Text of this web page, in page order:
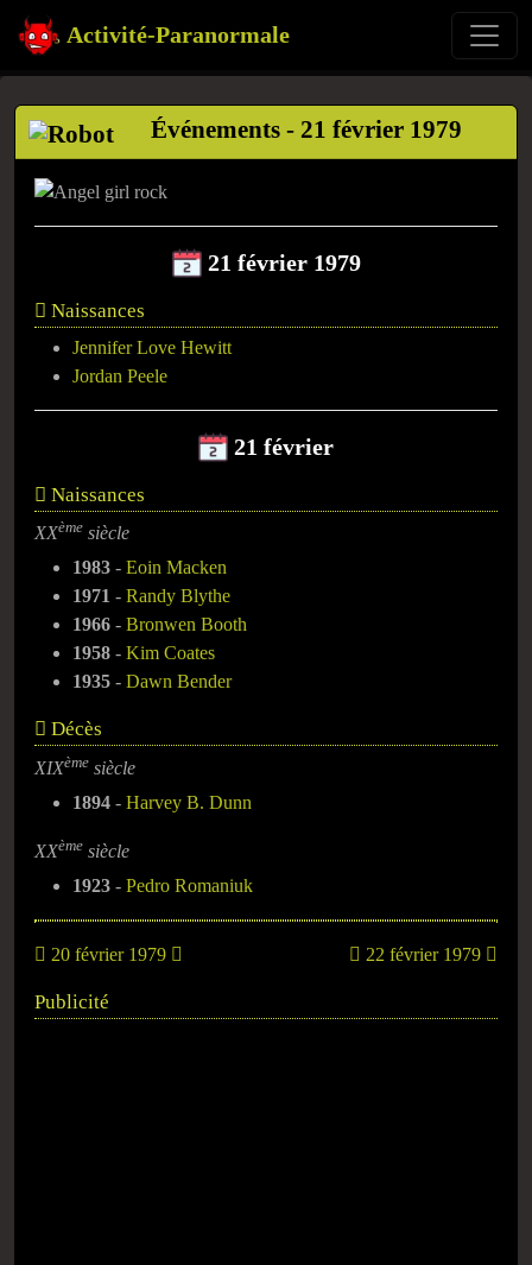
Activité-Paranormale
Événements - 21 février 1979
21 février 1979
Naissances
Jennifer Love Hewitt
Jordan Peele
21 février
Naissances
XXème siècle
1983 - Eoin Macken
1971 - Randy Blythe
1966 - Bronwen Booth
1958 - Kim Coates
1935 - Dawn Bender
Décès
XIXème siècle
1894 - Harvey B. Dunn
XXème siècle
1923 - Pedro Romaniuk
20 février 1979 22 février 1979
Publicité